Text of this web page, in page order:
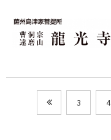
3 4